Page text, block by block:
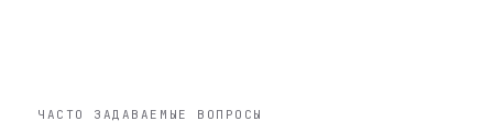
ЧАСТО ЗАДАВАЕМЫЕ ВОПРОСЫ